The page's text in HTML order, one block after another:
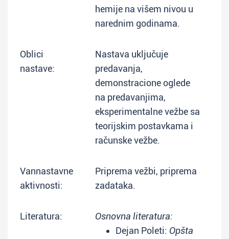
hemije na višem nivou u
narednim godinama.
Oblici
nastave:
Nastava uključuje
predavanja,
demonstracione oglede
na predavanjima,
eksperimentalne vežbe sa
teorijskim postavkama i
računske vežbe.
Vannastavne
aktivnosti:
Priprema vežbi, priprema
zadataka.
Literatura:
Osnovna literatura:
Dejan Poleti: Opšta